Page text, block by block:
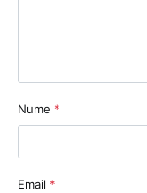
Nume *
Email *